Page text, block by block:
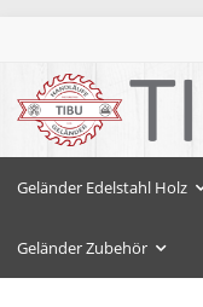
Geländer Edelstahl Holz
Geländer Zubehör